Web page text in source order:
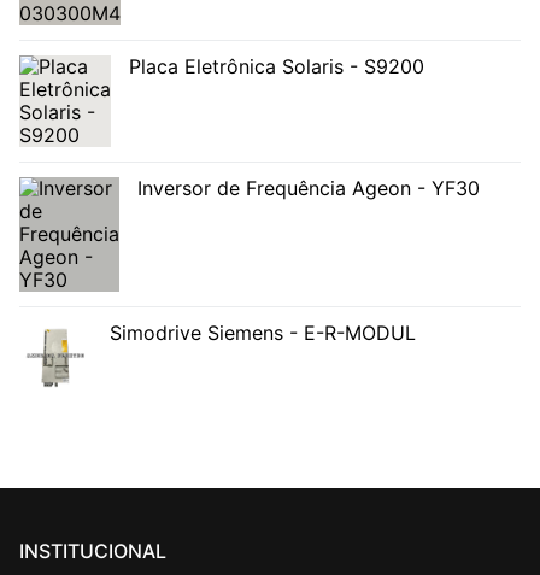
Placa Eletrônica Solaris - S9200
Inversor de Frequência Ageon - YF30
Simodrive Siemens - E-R-MODUL
INSTITUCIONAL